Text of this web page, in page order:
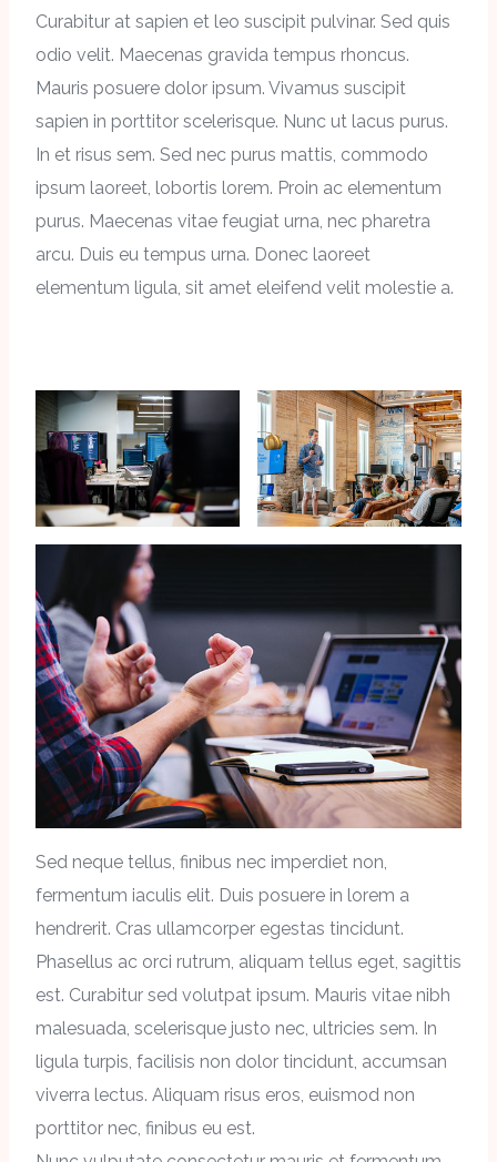
Curabitur at sapien et leo suscipit pulvinar. Sed quis
odio velit. Maecenas gravida tempus rhoncus.
Mauris posuere dolor ipsum. Vivamus suscipit
sapien in porttitor scelerisque. Nunc ut lacus purus.
In et risus sem. Sed nec purus mattis, commodo
ipsum laoreet, lobortis lorem. Proin ac elementum
purus. Maecenas vitae feugiat urna, nec pharetra
arcu. Duis eu tempus urna. Donec laoreet
elementum ligula, sit amet eleifend velit molestie a.
Sed neque tellus, finibus nec imperdiet non,
fermentum iaculis elit. Duis posuere in lorem a
hendrerit. Cras ullamcorper egestas tincidunt.
Phasellus ac orci rutrum, aliquam tellus eget, sagittis
est. Curabitur sed volutpat ipsum. Mauris vitae nibh
malesuada, scelerisque justo nec, ultricies sem. In
ligula turpis, facilisis non dolor tincidunt, accumsan
viverra lectus. Aliquam risus eros, euismod non
porttitor nec, finibus eu est.